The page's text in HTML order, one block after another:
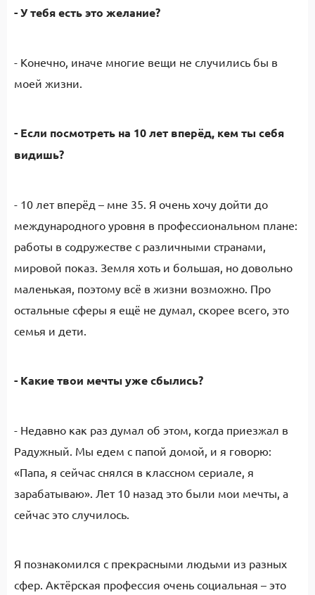
- У тебя есть это желание?
- Конечно, иначе многие вещи не случились бы в
моей жизни.
- Если посмотреть на 10 лет вперёд, кем ты себя
видишь?
- 10 лет вперёд – мне 35. Я очень хочу дойти до
международного уровня в профессиональном плане:
работы в содружестве с различными странами,
мировой показ. Земля хоть и большая, но довольно
маленькая, поэтому всё в жизни возможно. Про
остальные сферы я ещё не думал, скорее всего, это
семья и дети.
- Какие твои мечты уже сбылись?
- Недавно как раз думал об этом, когда приезжал в
Радужный. Мы едем с папой домой, и я говорю:
«Папа, я сейчас снялся в классном сериале, я
зарабатываю». Лет 10 назад это были мои мечты, а
сейчас это случилось.
Я познакомился с прекрасными людьми из разных
сфер. Актёрская профессия очень социальная – это